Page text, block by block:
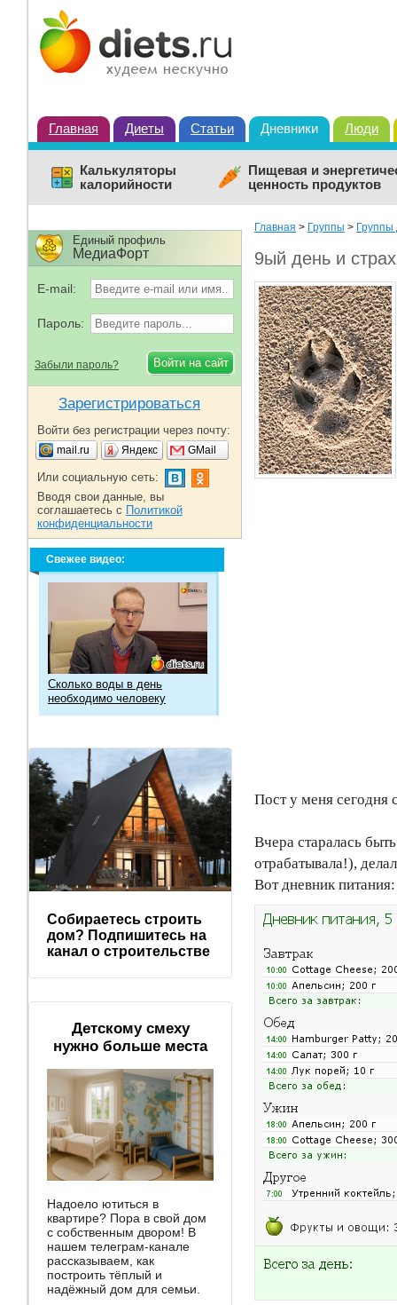
Главная Диеты Статьи Дневники Люди
Калькуляторы
калорийности
Пищевая и
ценность продуктов
Главная > Группы > Группы
9ый день и
Пост у меня
Вчера старалась
отрабатывала!),
Вот дневник питания:
Единый профиль
МедиаФорт
E-mail:
Пароль:
Забыли пароль?
Зарегистрироваться
Войти без регистрации через почту:
mail.ru Яндекс GMail
Или социальную сеть:
Вводя свои данные, вы
соглашаетесь с Политикой
конфиденциальности
Свежее видео:
Сколько воды в день
необходимо человеку
Собираетесь строить
дом? Подпишитесь на
канал о строительстве
Детскому смеху
нужно больше места
Надоело ютиться в
квартире? Пора в свой дом
с собственным двором! В
нашем телеграм-канале
рассказываем, как
построить тёплый и
надёжный дом для семьи.